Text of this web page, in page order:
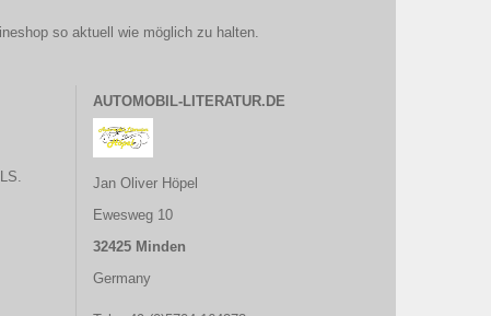
so aktuell wie möglich zu halten.
AUTOMOBIL-LITERATUR.DE
Jan Oliver Höpel
Ewesweg 10
32425 Minden
Germany